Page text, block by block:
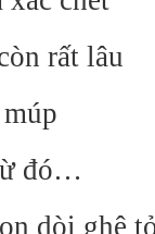
rất lâu
đó…
dòi ghê